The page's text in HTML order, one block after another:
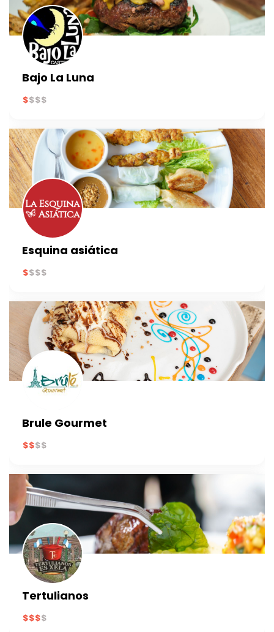
Bajo La Luna
Esquina asiática
Brule Gourmet
Tertulianos